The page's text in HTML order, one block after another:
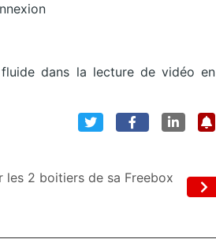
dans la lecture de vidéo en
les 2 boitiers de sa Freebox